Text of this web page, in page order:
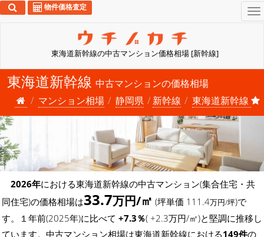
東海道新幹線の中古マンション価格相場 [新幹線]
物件価格査定
東海道新幹線 中古マンションの価格相場
マンション相場
静岡県 新幹線 東海道新幹線
2026年における東海道新幹線の中古マンション(集合住宅・共
同住宅)の価格相場は33.7万円/㎡ (坪単価 111.4万円/坪)で
す。１年前(2025年)に比べて +7.3％( +2.3万円/㎡)と堅調に推移し
ています。中古マンション相場は東海道新幹線における149件の